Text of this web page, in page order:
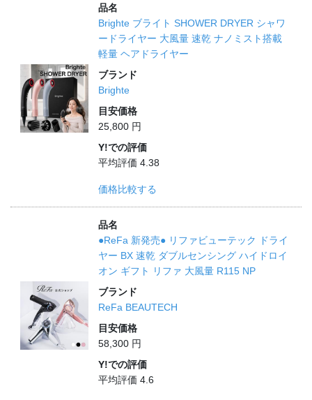
品名
Brighte ブライト SHOWER DRYER シャワ
ードライヤー 大風量 速乾 ナノミスト搭載
軽量 ヘアドライヤー
ブランド
Brighte
目安価格
25,800 円
Y!での評価
平均評価 4.38
価格比較する
品名
●ReFa 新発売● リファビューテック ドライ
ヤー BX 速乾 ダブルセンシング ハイドロイ
オン ギフト リファ 大風量 R115 NP
ブランド
ReFa BEAUTECH
目安価格
58,300 円
Y!での評価
平均評価 4.6